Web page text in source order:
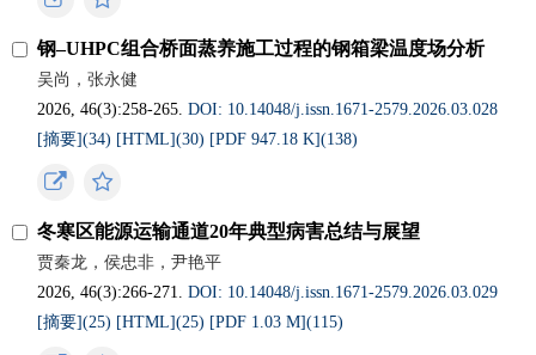
钢‒UHPC组合桥面蒸养施工过程的钢箱梁温度场分析
吴尚，张永健
2026, 46(3):258-265.DOI: 10.14048/j.issn.1671-2579.2026.03.028
[摘要](34) [HTML](30) [PDF 947.18 K](138)
冬寒区能源运输通道20年典型病害总结与展望
贾秦龙，侯忠非，尹艳平
2026, 46(3):266-271.DOI: 10.14048/j.issn.1671-2579.2026.03.029
[摘要](25) [HTML](25) [PDF 1.03 M](115)